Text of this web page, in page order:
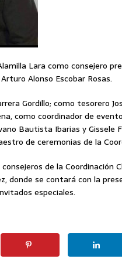
Lara como consejero
Alonso Escobar Rosas.
Gordillo; como tesorero
como coordinador de
Bautista Ibarias y Gissele
de ceremonias de la
de la Coordinación
donde se contará con la
especiales.